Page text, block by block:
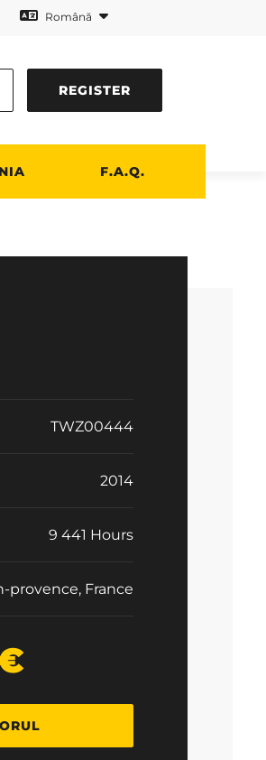
Română
REGISTER
F.A.Q.
TWZ00444
2014
9 441 Hours
provence, France